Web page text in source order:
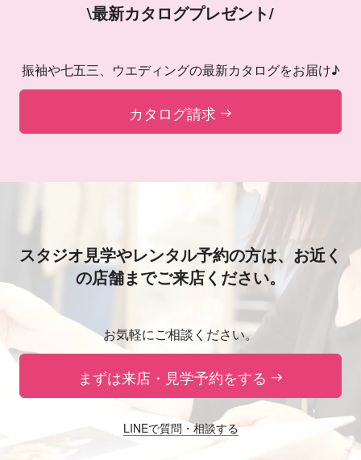
\最新カタログプレゼント/
振袖や七五三、ウエディングの最新カタログをお届け♪
カタログ請求
スタジオ見学やレンタル予約の方は、 お近く
の店舗までご来店ください。
お気軽にご相談ください。
まずは来店・見学予約をする
LINEで質問・相談する